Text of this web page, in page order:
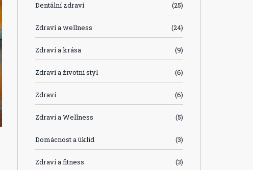
Dentální zdraví (25)
Zdraví a wellness (24)
Zdraví a krása (9)
Zdraví a životní styl (6)
Zdraví (6)
Zdraví a Wellness (5)
Domácnost a úklid (3)
Zdraví a fitness (3)